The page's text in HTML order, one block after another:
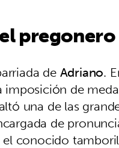
deAdriano.
de
una de las
de
conocido